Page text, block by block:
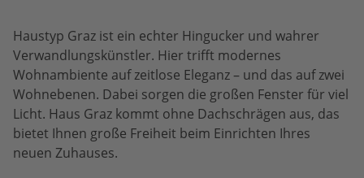
Haustyp Graz ist ein echter Hingucker und wahrer
Verwandlungskünstler. Hier trifft modernes
Wohnambiente auf zeitlose Eleganz – und das auf zwei
Wohnebenen. Dabei sorgen die großen Fenster für viel
Licht. Haus Graz kommt ohne Dachschrägen aus, das
bietet Ihnen große Freiheit beim Einrichten Ihres
neuen Zuhauses.